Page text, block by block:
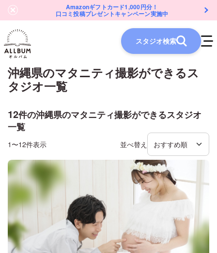
Amazonギフトカード1,000円分！
口コミ投稿プレゼントキャンペーン実施中
スタジオ検索
沖縄県のマタニティ撮影ができるス
タジオ一覧
12件の沖縄県のマタニティ撮影ができるスタジオ
一覧
1〜12件表示 並べ替え